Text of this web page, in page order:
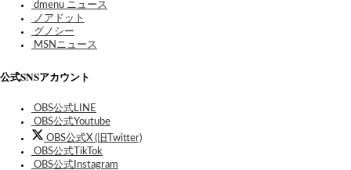
dmenu ニュース
ノアドット
グノシー
MSNニュース
公式SNSアカウント
OBS公式LINE
OBS公式Youtube
OBS公式X (旧Twitter)
OBS公式TikTok
OBS公式Instagram